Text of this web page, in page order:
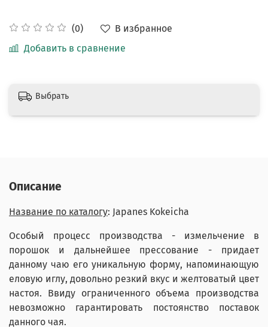
(0)
В избранное
Добавить в сравнение
Выбрать
Описание
Название по каталогу: Japanes Kokeicha
Особый процесс производства - измельчение в
порошок и дальнейшее прессование - придает
данному чаю его уникальную форму, напоминающую
еловую иглу, довольно резкий вкус и желтоватый цвет
настоя. Ввиду ограниченного объема производства
невозможно гарантировать постоянство поставок
данного чая.